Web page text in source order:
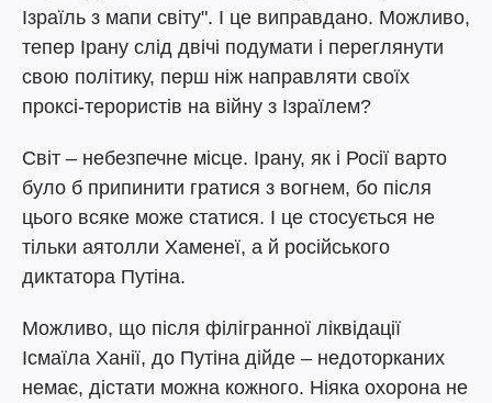
Ізраїль з мапи світу". І це виправдано. Можливо,
тепер Ірану слід двічі подумати і переглянути
свою політику, перш ніж направляти своїх
проксі-терористів на війну з Ізраїлем?
Світ – небезпечне місце. Ірану, як і Росії варто
було б припинити гратися з вогнем, бо після
цього всяке може статися. І це стосується не
тільки аятолли Хаменеї, а й російського
диктатора Путіна.
Можливо, що після філігранної ліквідації
Ісмаїла Ханії, до Путіна дійде – недоторканих
немає, дістати можна кожного. Ніяка охорона не